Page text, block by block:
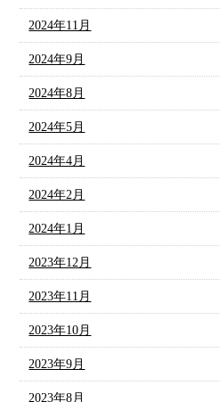
2024年11月
2024年9月
2024年8月
2024年5月
2024年4月
2024年2月
2024年1月
2023年12月
2023年11月
2023年10月
2023年9月
2023年8月